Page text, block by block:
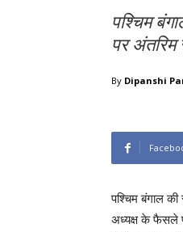
पश्चिम
पर अंतरिम
By Dipanshi
पश्चिम बंगाल की
अध्यक्ष के फैसले